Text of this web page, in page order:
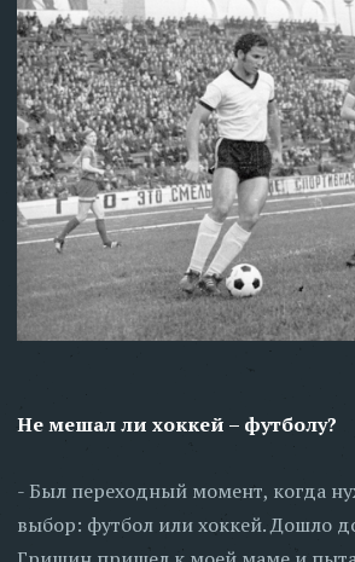
Не мешал ли хоккей – футболу?
- Был переходный момент, когда
выбор: футбол или хоккей. Дошло